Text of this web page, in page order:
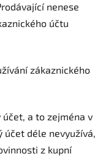
nenese
účtu
zákaznického
a to zejména v
účet déle nevyužívá,
z kupní